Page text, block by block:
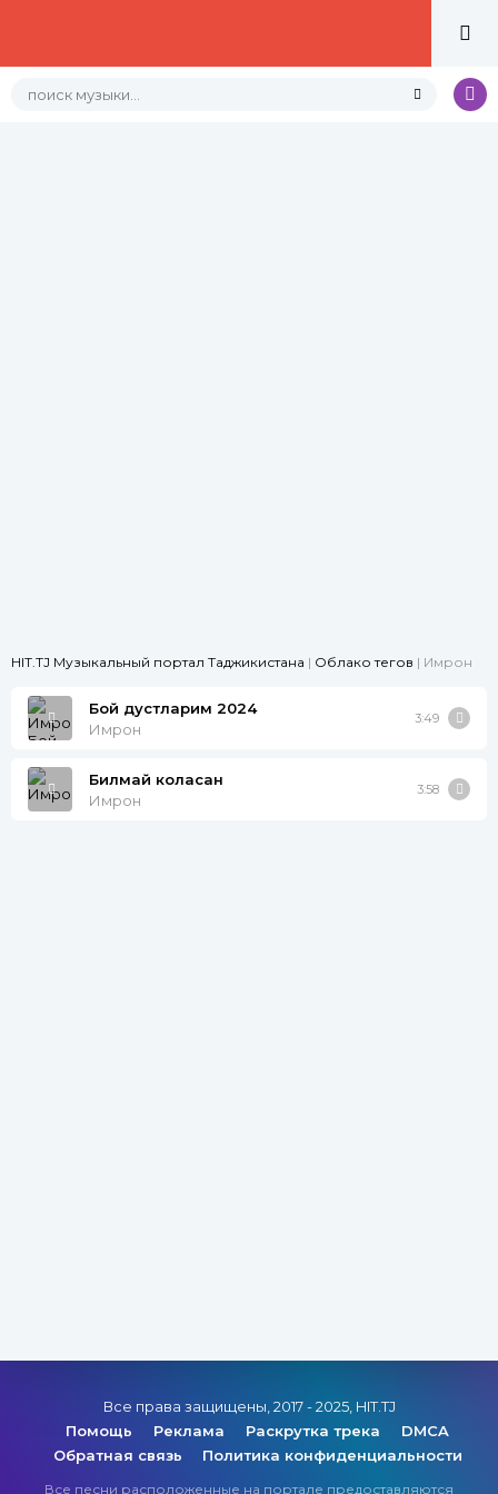
HIT.TJ Музыкальный портал Таджикистана | Облако тегов | Имрон
Бой дустларим 2024
Имрон
3:49
Билмай коласан
Имрон
3:58
Все права защищены, 2017 - 2025, HIT.TJ
Помощь
Реклама Раскрутка трека
DMCA
Обратная связь
Политика конфиденциальности
Все песни расположенные на портале предоставляются